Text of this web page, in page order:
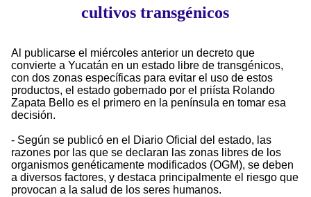
cultivos transgénicos
Al publicarse el miércoles anterior un decreto que
convierte a Yucatán en un estado libre de transgénicos,
con dos zonas específicas para evitar el uso de estos
productos, el estado gobernado por el priísta Rolando
Zapata Bello es el primero en la península en tomar esa
decisión.
- Según se publicó en el Diario Oficial del estado, las
razones por las que se declaran las zonas libres de los
organismos genéticamente modificados (OGM), se deben
a diversos factores, y destaca principalmente el riesgo que
provocan a la salud de los seres humanos.